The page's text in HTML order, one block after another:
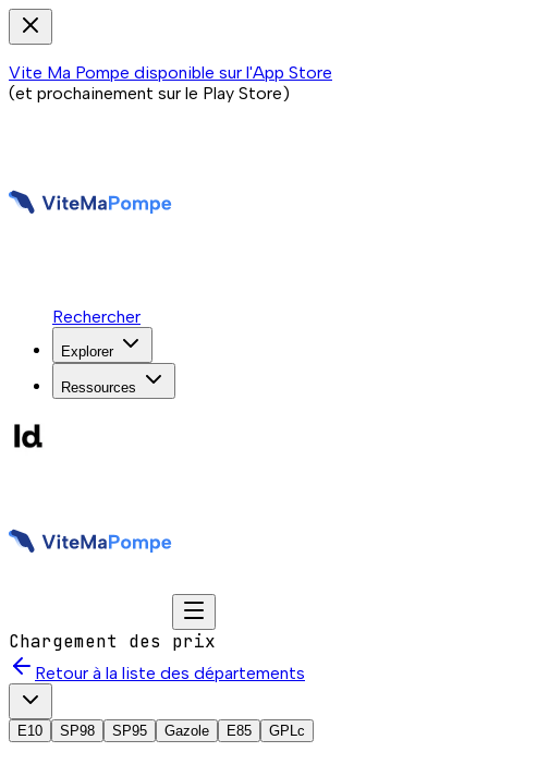
Vite Ma Pompe disponible sur l'App Store
(et prochainement sur le Play Store)
Rechercher
Explorer
Ressources
Chargement des prix
Retour à la liste des départements
E10 SP98 SP95 Gazole E85 GPLc